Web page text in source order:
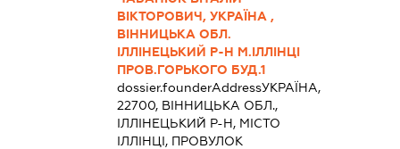
ВІКТОРОВИЧ, УКРАЇНА ,
ВІННИЦЬКА ОБЛ.
ІЛЛІНЕЦЬКИЙ Р-Н М.ІЛЛІНЦІ
ПРОВ.ГОРЬКОГО БУД.1
dossier.founderAddressУКРАЇНА,
22700, ВІННИЦЬКА ОБЛ.,
ІЛЛІНЕЦЬКИЙ Р-Н, МІСТО
ІЛЛІНЦІ, ПРОВУЛОК